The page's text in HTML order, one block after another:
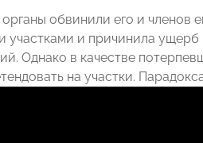
обвинили его и членов
участками и причинила
Однако в качестве
на участки.